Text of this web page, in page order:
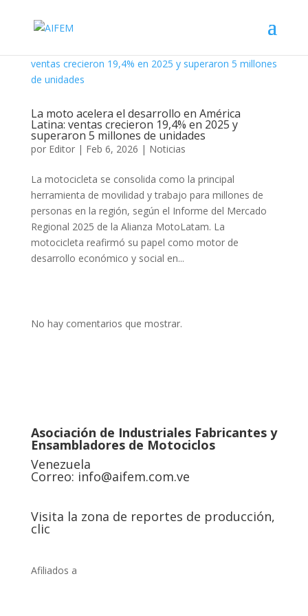
La moto acelera el desarrollo en América
Latina: ventas crecieron 19,4% en 2025 y
superaron 5 millones de unidades
por Editor| Feb 6, 2026 | Noticias
La motocicleta se consolida como la principal
herramienta de movilidad y trabajo para millones de
personas en la región, según el Informe del Mercado
Regional 2025 de la Alianza MotoLatam. La
motocicleta reafirmó su papel como motor de
desarrollo económico y social en...
No hay comentarios que mostrar.
Asociación de Industriales Fabricantes y
Ensambladores de Motociclos
Venezuela
Correo: info@aifem.com.ve
Visita la zona de reportes de producción,
clic
Afiliados a